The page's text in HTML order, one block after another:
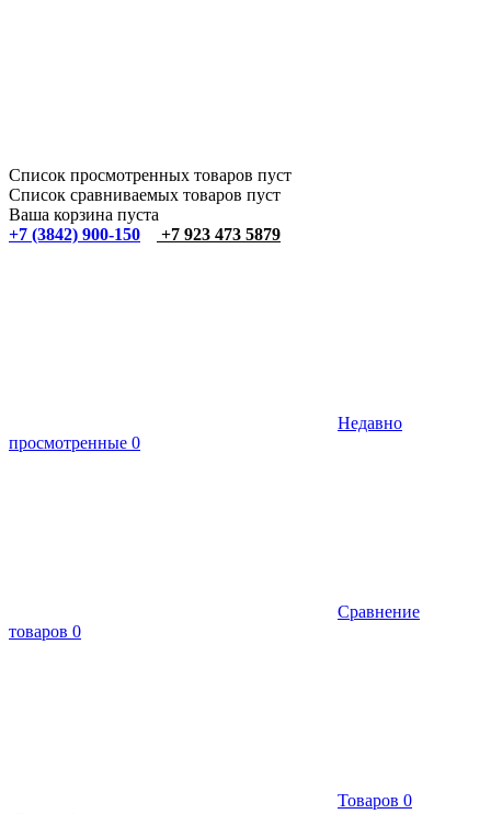
Список просмотренных товаров пуст
Список сравниваемых товаров пуст
Ваша корзина пуста
+7 (3842) 900-150
+7 923 473 5879
Недавно
просмотренные 0
Сравнение
товаров 0
Товаров 0